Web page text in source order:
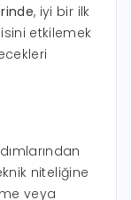
, iyi bir ilk
etkilemek
niteliğine
veya